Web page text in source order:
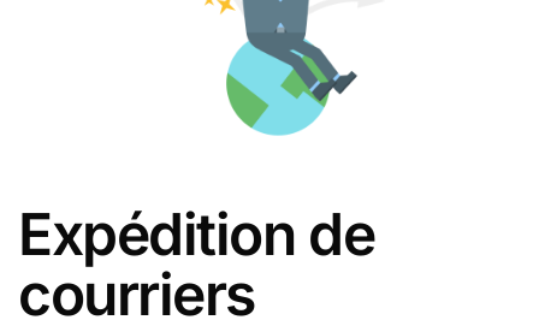
Expédition de
courriers